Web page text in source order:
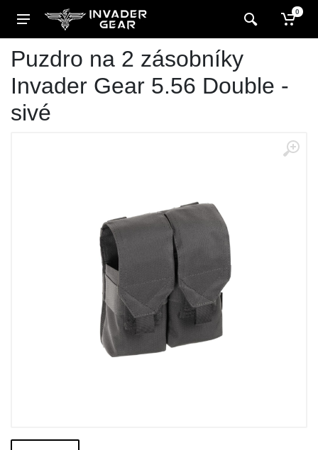
0
Puzdro na 2 zásobníky
Invader Gear 5.56 Double -
sivé